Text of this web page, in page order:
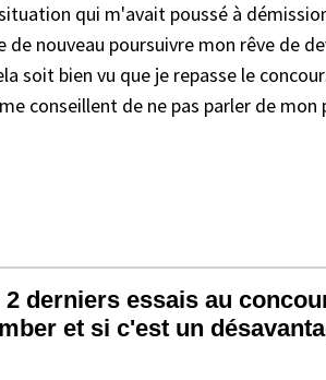
qui m'avait poussé à
nouveau poursuivre mon rêve de
soit bien vu que je repasse le
conseillent de ne pas parler de mon
derniers essais au
et si c'est un